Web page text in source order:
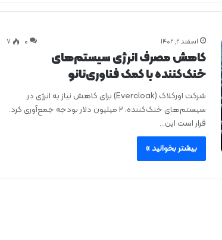
اسفند ۲, ۱۴۰۲ 0 ۷
کاهش مصرف انرژی سیستم‌های
خنک‌کننده با کمک فناوری‌نانو
شرکت اورکلاک (Evercloak) برای کاهش نیاز به انرژی در
سیستم‌های خنک‌کننده، ۲ میلیون دلار بودجه جمع‌آوری کرد.
قرار است این…
بیشتر بخوانید »